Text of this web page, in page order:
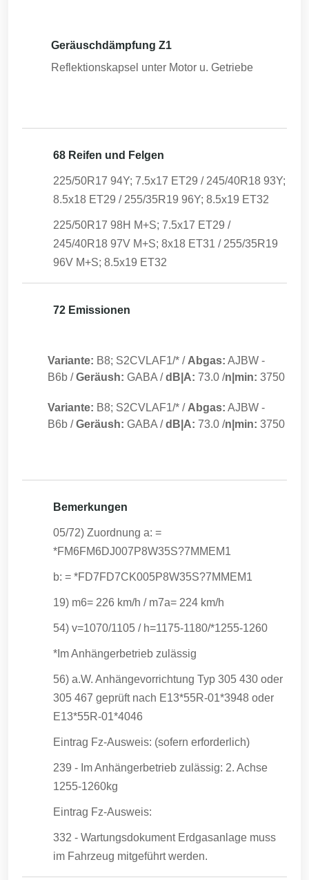
Geräuschdämpfung Z1
Reflektionskapsel unter Motor u. Getriebe
68 Reifen und Felgen
225/50R17 94Y; 7.5x17 ET29 / 245/40R18 93Y;
8.5x18 ET29 / 255/35R19 96Y; 8.5x19 ET32
225/50R17 98H M+S; 7.5x17 ET29 /
245/40R18 97V M+S; 8x18 ET31 / 255/35R19
96V M+S; 8.5x19 ET32
72 Emissionen
Variante: B8; S2CVLAF1/* / Abgas: AJBW -
B6b /Geräush: GABA /dB|A: 73.0 /n|min: 3750
Variante: B8; S2CVLAF1/* / Abgas: AJBW -
B6b /Geräush: GABA /dB|A: 73.0 /n|min: 3750
Bemerkungen
05/72) Zuordnung a: =
*FM6FM6DJ007P8W35S?7MMEM1
b: = *FD7FD7CK005P8W35S?7MMEM1
19) m6= 226 km/h / m7a= 224 km/h
54) v=1070/1105 / h=1175-1180/*1255-1260
*Im Anhängerbetrieb zulässig
56) a.W. Anhängevorrichtung Typ 305 430 oder
305 467 geprüft nach E13*55R-01*3948 oder
E13*55R-01*4046
Eintrag Fz-Ausweis: (sofern erforderlich)
239 - Im Anhängerbetrieb zulässig: 2. Achse
1255-1260kg
Eintrag Fz-Ausweis:
332 - Wartungsdokument Erdgasanlage muss
im Fahrzeug mitgeführt werden.